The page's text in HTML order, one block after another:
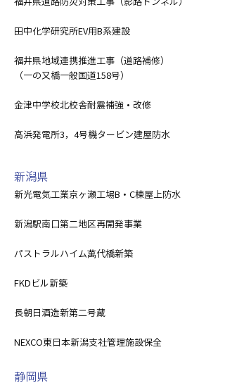
田中化学研究所EV用B系建設
福井県地域連携推進工事（道路補修）
（一の又橋一般国道158号）
金津中学校北校舎耐震補強・改修
高浜発電所3，4号機タービン建屋防水
新潟県
新光電気工業京ヶ瀬工場B・C棟屋上防水
新潟駅南口第二地区再開発事業
パストラルハイム萬代橋新築
FKDビル新築
長朝日酒造新第二号蔵
NEXCO東日本新潟支社管理施設保全
静岡県